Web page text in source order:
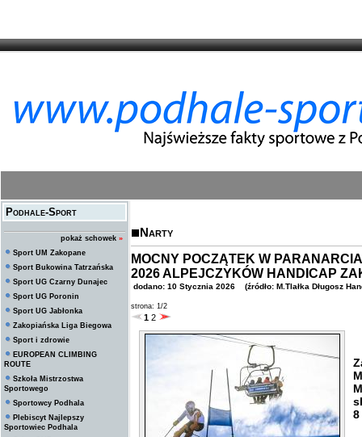
Podhale-Sport
pokaż schowek »
Sport UM Zakopane
Sport Bukowina Tatrzańska
Sport UG Czarny Dunajec
Sport UG Poronin
Sport UG Jabłonka
Zakopiańska Liga Biegowa
Sport i zdrowie
EUROPEAN CLIMBING
ROUTE
Szkoła Mistrzostwa
Sportowego
Sportowcy Podhala
Plebiscyt Najlepszy
Sportowiec Podhala
Narty
MOCNY POCZĄTEK W
2026 ALPEJCZYKÓW HANDICAP
dodano: 10 Stycznia 2026 (źródło: M.Tlałka Długosz
strona: 1/2
1 2
8